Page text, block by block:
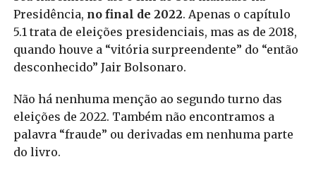
Presidência, no final de 2022. Apenas o capítulo
5.1 trata de eleições presidenciais, mas as de 2018,
quando houve a “vitória surpreendente” do “então
desconhecido” Jair Bolsonaro.
Não há nenhuma menção ao segundo turno das
eleições de 2022. Também não encontramos a
palavra “fraude” ou derivadas em nenhuma parte
do livro.